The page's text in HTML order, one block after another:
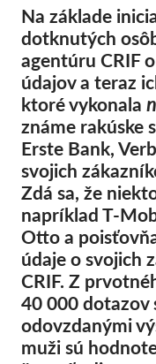
O
Na základe
dotknutých
agentúru CRIF
údajov a teraz
ktoré vykonala
známe rakúske
Erste Bank,
svojich
Zdá sa, že
napríklad T-
Otto a
údaje o svojich
CRIF. Z
40 000 dotazov
odovzdanými
muži sú